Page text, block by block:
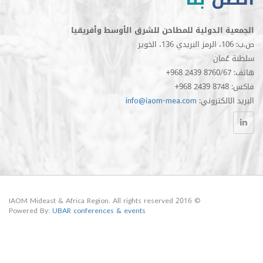
الدولية للمطاحن للشرق الأوسط وأفريقيا
info@iaom-mea.com
Powered By:UBAR conferences & events